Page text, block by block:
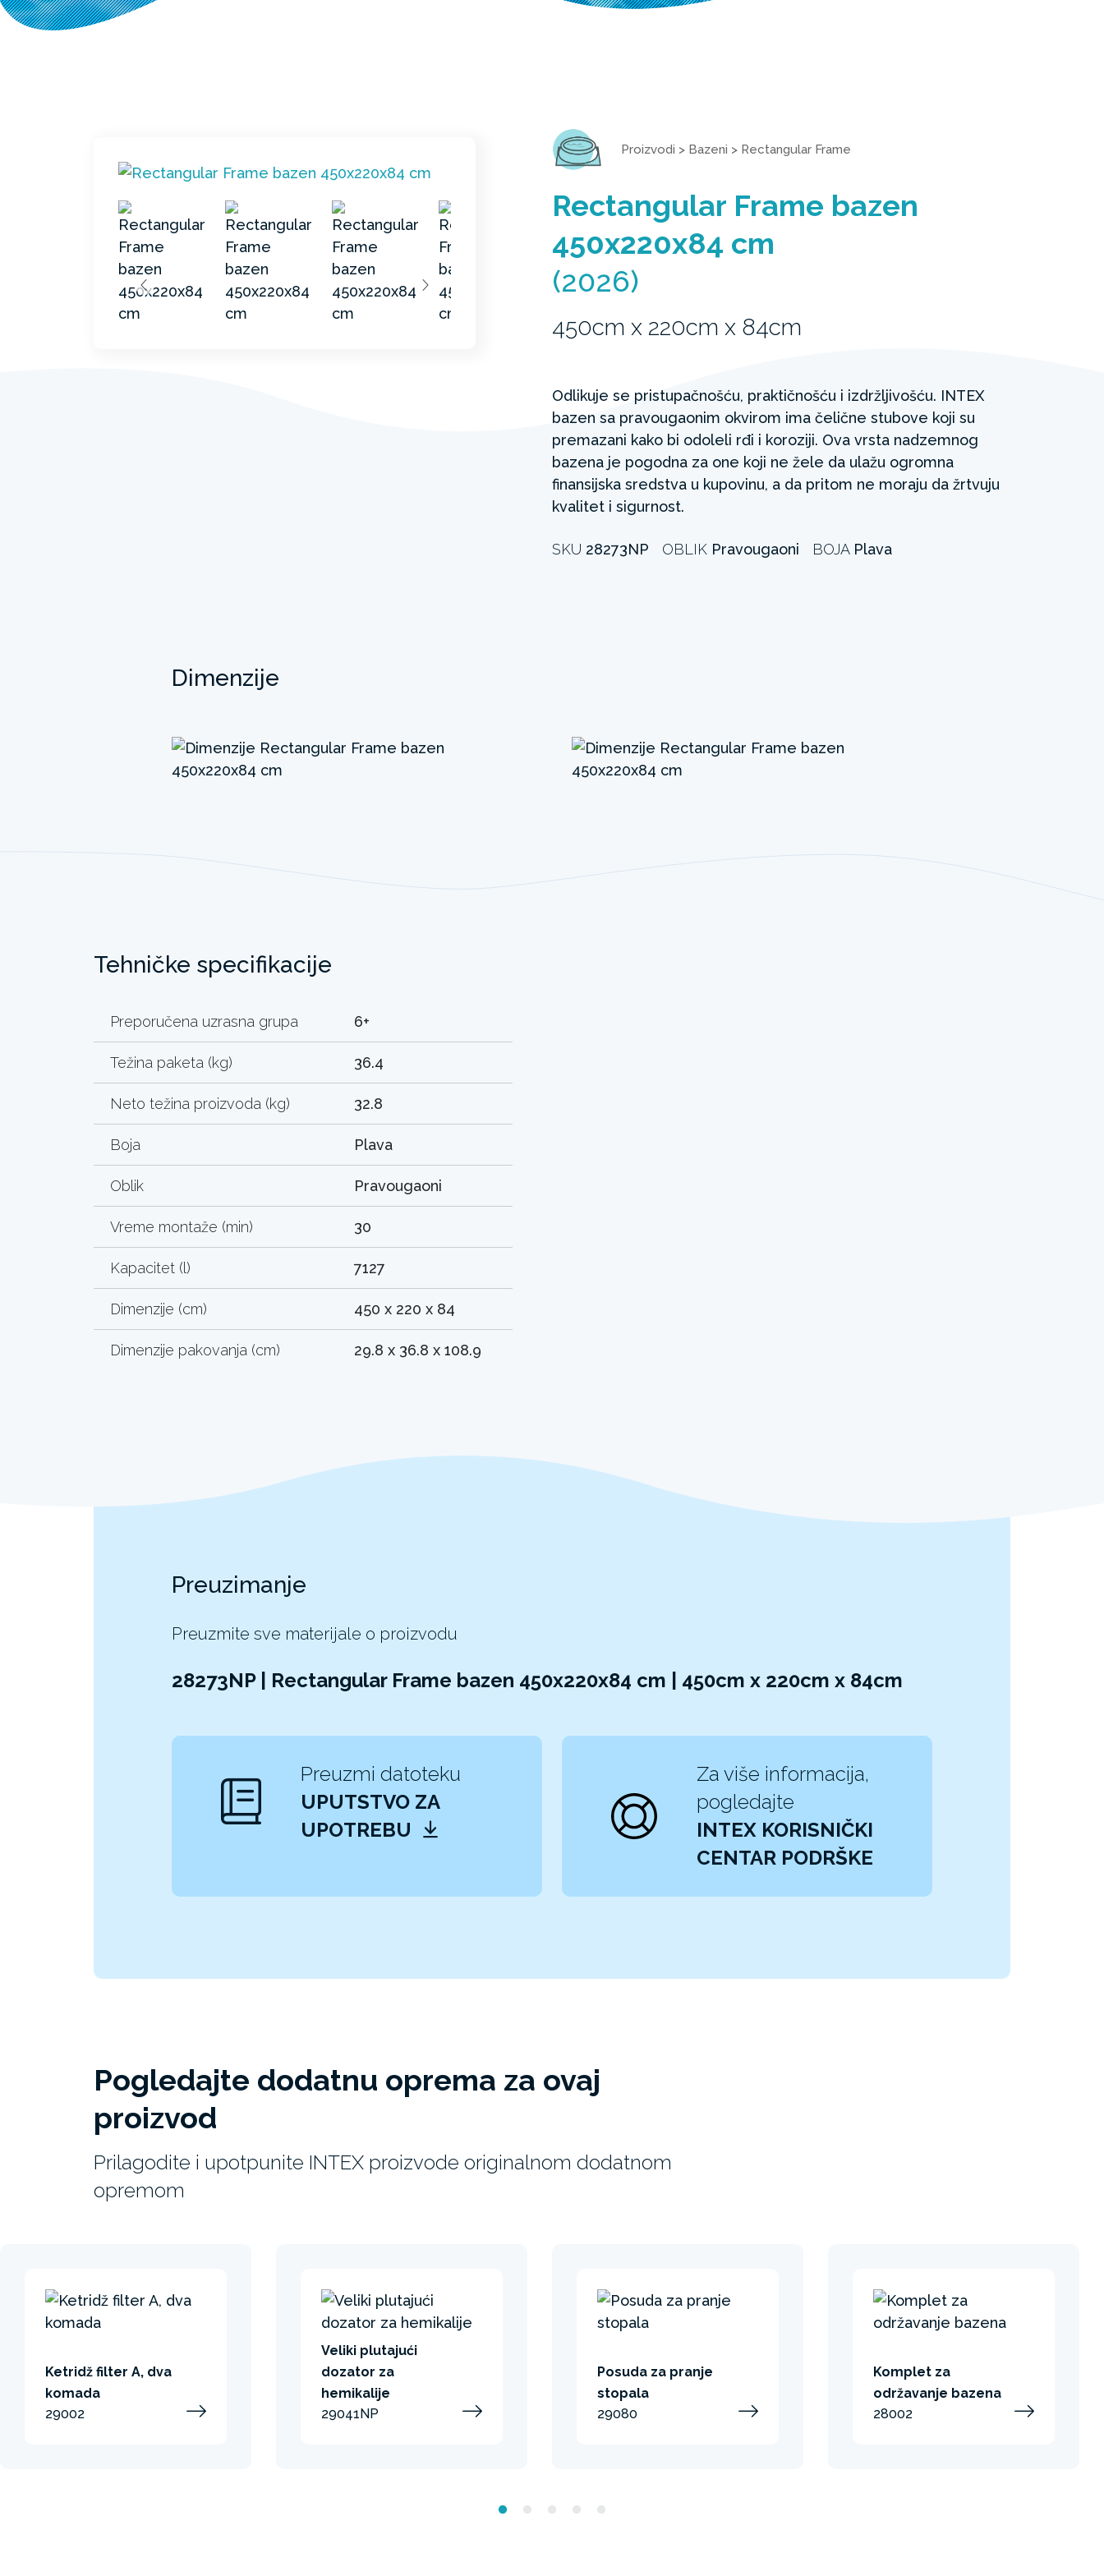
Proizvodi > Bazeni > Rectangular Frame
Rectangular Frame bazen
450x220x84 cm
(2026)
450cm x 220cm x 84cm
Odlikuje se pristupačnošću, praktičnošću i izdržljivošću. INTEX
bazen sa pravougaonim okvirom ima čelične stubove koji su
premazani kako bi odoleli rđi i koroziji. Ova vrsta nadzemnog
bazena je pogodna za one koji ne žele da ulažu ogromna
finansijska sredstva u kupovinu, a da pritom ne moraju da žrtvuju
kvalitet i sigurnost.
SKU 28273NP OBLIK Pravougaoni BOJA Plava
Dimenzije
Tehničke specifikacije
Preporučena uzrasna grupa 6+
Težina paketa (kg) 36.4
Neto težina proizvoda (kg) 32.8
Boja Plava
Oblik Pravougaoni
Vreme montaže (min) 30
Kapacitet (l) 7127
Dimenzije (cm) 450 x 220 x 84
Dimenzije pakovanja (cm) 29.8 x 36.8 x 108.9
Preuzimanje
Preuzmite sve materijale o proizvodu
28273NP | Rectangular Frame bazen 450x220x84 cm | 450cm x 220cm x 84cm
Preuzmi datoteku
UPUTSTVO ZA
UPOTREBU
Za više informacija,
pogledajte
INTEX KORISNIČKI
CENTAR PODRŠKE
Pogledajte dodatnu oprema za ovaj
proizvod
Prilagodite i upotpunite INTEX proizvode originalnom dodatnom
opremom
Ketridž filter A, dva
komada
29002
Veliki plutajući
dozator za
hemikalije
29041NP
Posuda za pranje
stopala
29080
Komplet za
održavanje bazena
28002